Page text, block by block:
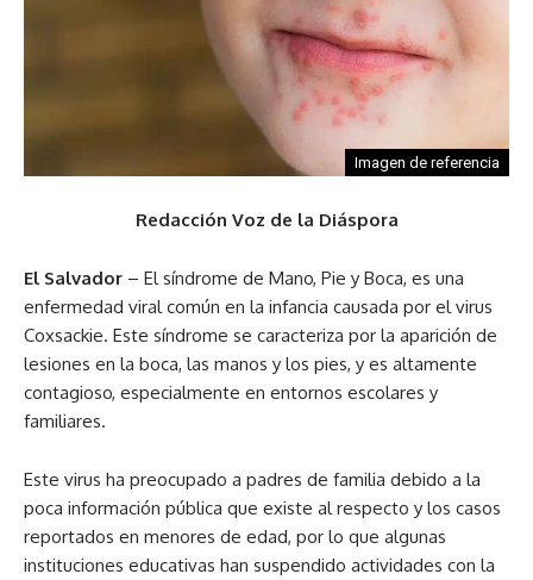
Imagen de referencia
Redacción Voz de la Diáspora
El Salvador – El síndrome de Mano, Pie y Boca, es una
enfermedad viral común en la infancia causada por el virus
Coxsackie. Este síndrome se caracteriza por la aparición de
lesiones en la boca, las manos y los pies, y es altamente
contagioso, especialmente en entornos escolares y
familiares.
Este virus ha preocupado a padres de familia debido a la
poca información pública que existe al respecto y los casos
reportados en menores de edad, por lo que algunas
instituciones educativas han suspendido actividades con la